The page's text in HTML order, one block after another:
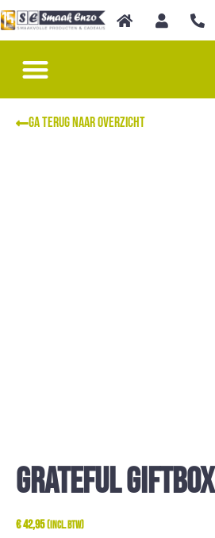
Grateful giftbox
€42,95(incl. btw)
GA TERUG NAAR OVERZICHT